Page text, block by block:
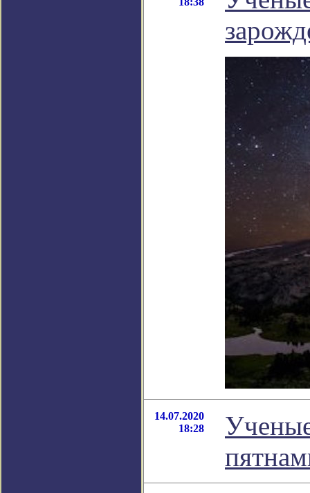
14.07.2020
18:28